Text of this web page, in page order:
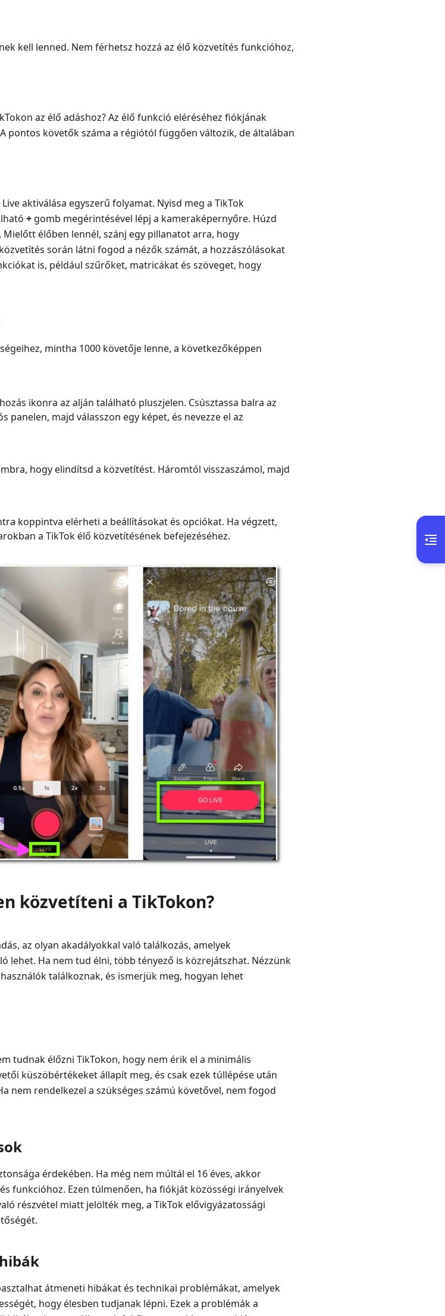
kell lenned. Nem férhetsz hozzá az élő közvetítés funkcióhoz,
az élő adáshoz? Az élő funkció eléréséhez fiókjának
pontos követők száma a régiótól függően változik, de általában
aktiválása egyszerű folyamat. Nyisd meg a TikTok
+ gomb megérintésével lépj a kameraképernyőre. Húzd
Mielőtt élőben lennél, szánj egy pillanatot arra, hogy
során látni fogod a nézők számát, a hozzászólásokat
is, például szűrőket, matricákat és szöveget, hogy
mintha 1000 követője lenne, a következőképpen
ikonra az alján található pluszjelen. Csúsztassa balra az
panelen, majd válasszon egy képet, és nevezze el az
hogy elindítsd a közvetítést. Háromtól visszaszámol, majd
koppintva elérheti a beállításokat és opciókat. Ha végzett,
a TikTok élő közvetítésének befejezéséhez.
közvetíteni a TikTokon?
az olyan akadályokkal való találkozás, amelyek
lehet. Ha nem tud élni, több tényező is közrejátszhat. Nézzünk
találkoznak, és ismerjük meg, hogyan lehet
tudnak élőzni TikTokon, hogy nem érik el a minimális
küszöbértékeket állapít meg, és csak ezek túllépése után
nem rendelkezel a szükséges számú követővel, nem fogod
érdekében. Ha még nem múltál el 16 éves, akkor
funkcióhoz. Ezen túlmenően, ha fiókját közösségi irányelvek
részvétel miatt jelölték meg, a TikTok elővigyázatossági
átmeneti hibákat és technikai problémákat, amelyek
hogy élesben tudjanak lépni. Ezek a problémák a